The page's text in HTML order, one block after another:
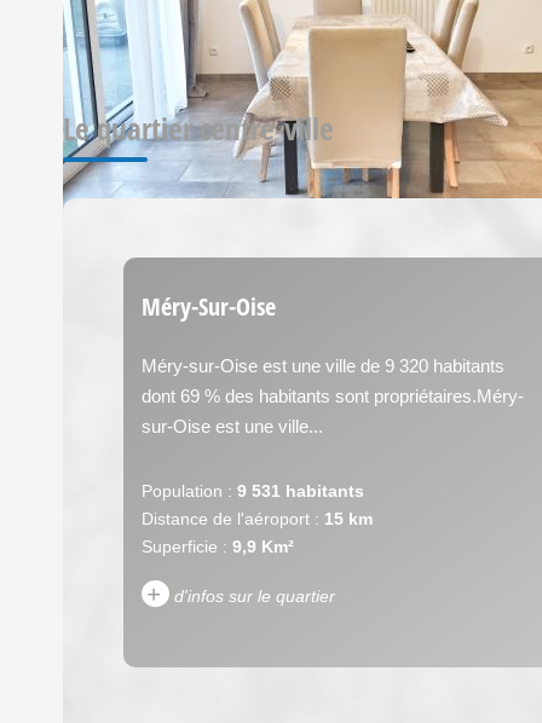
Le quartier centre-ville
Méry-Sur-Oise
Méry-sur-Oise est une ville de 9 320 habitants
dont 69 % des habitants sont propriétaires.Méry-
sur-Oise est une ville...
Population : 9 531 habitants
Distance de l'aéroport : 15 km
Superficie : 9,9 Km²
+ d'infos sur le quartier